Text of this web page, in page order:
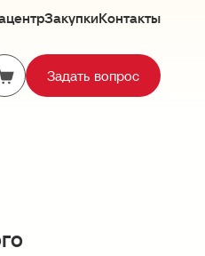
ЗакупкиКонтакты
Задать вопрос